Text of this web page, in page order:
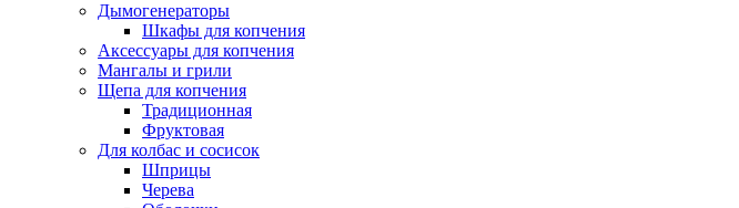
Дымогенераторы
Шкафы для копчения
Аксессуары для копчения
Мангалы и грили
Щепа для копчения
Традиционная
Фруктовая
Для колбас и сосисок
Шприцы
Черева